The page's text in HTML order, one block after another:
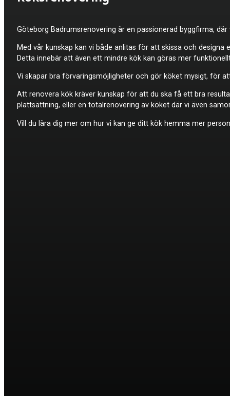
Göteborg Badrumsrenovering är en passionerad byggfirma,
Med vår kunskap kan vi både anlitas för att skissa och
Detta innebär att även ett mindre kök kan göras mer
Vi skapar bra förvaringsmöjligheter och gör köket mysigt, för
Att renovera kök kräver kunskap för att du ska få ett bra
plattsättning, eller en totalrenovering av köket där vi även
Vill du lära dig mer om hur vi kan ge ditt kök hemma mer